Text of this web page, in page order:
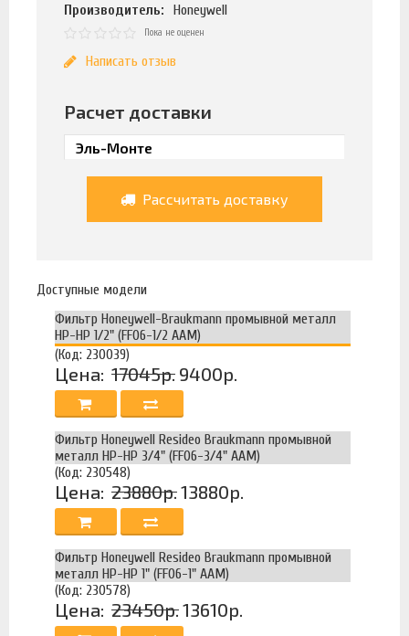
Производитель:
Honeywell
Пока не оценен
Написать отзыв
Расчет доставки
Рассчитать доставку
Доступные модели
Фильтр Honeywell-Braukmann промывной металл
НР-НР 1/2" (FF06-1/2 AAM)
(Код: 230039)
Цена: 17045р. 9400р.
Фильтр Honeywell Resideo Braukmann промывной
металл НР-НР 3/4" (FF06-3/4" AAM)
(Код: 230548)
Цена: 23880р.13880р.
Фильтр Honeywell Resideo Braukmann промывной
металл НР-НР 1" (FF06-1" AAM)
(Код: 230578)
Цена: 23450р.13610р.